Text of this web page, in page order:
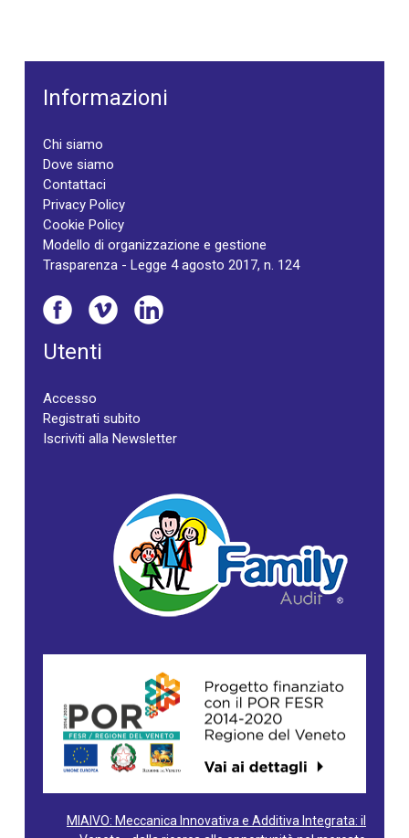
Informazioni
Chi siamo
Dove siamo
Contattaci
Privacy Policy
Cookie Policy
Modello di organizzazione e gestione
Trasparenza - Legge 4 agosto 2017, n. 124
Utenti
Accesso
Registrati subito
Iscriviti alla Newsletter
MIAIVO: Meccanica Innovativa e Additiva Integrata: il